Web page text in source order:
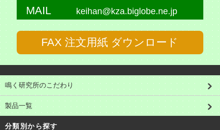
MAIL
keihan@kza.biglobe.ne.jp
FAX 注文用紙 ダウンロード
鳴く研究所のこだわり
製品一覧
分類別から探す